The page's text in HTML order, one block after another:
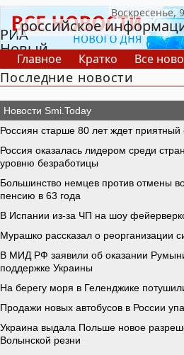
РИА
Новый
День
российское
Главное Кратко Все
В России
В мире
СпецпроектыПроекты
Последние новости